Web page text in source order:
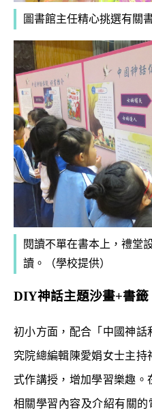
圖書館主任精心挑選有關
閱讀不單在書本上，禮堂
讀。（學校提供）
DIY神話主題沙畫+書籤
初小方面，配合「中國神
究院總編輯陳愛娟女士主
式作講授，增加學習樂趣
相關學習內容及介紹有關